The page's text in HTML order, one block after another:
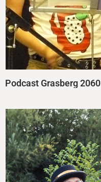
Podcast Grasberg 2060